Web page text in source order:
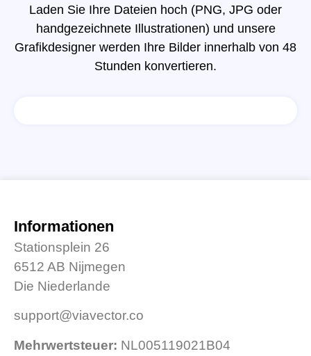
Laden Sie Ihre Dateien hoch (PNG, JPG oder
handgezeichnete Illustrationen) und unsere
Grafikdesigner werden Ihre Bilder innerhalb von 48
Stunden konvertieren.
Informationen
Stationsplein 26
6512 AB Nijmegen
Die Niederlande
support@viavector.co
Mehrwertsteuer: NL005119021B04